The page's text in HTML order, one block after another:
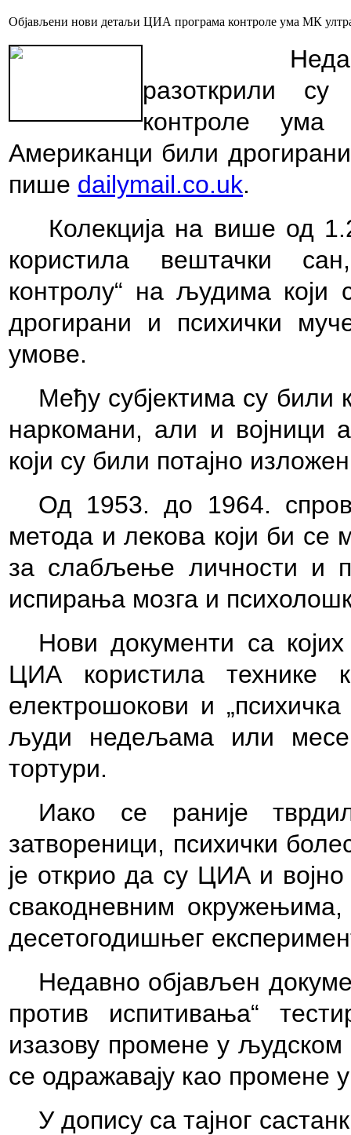
Објављени нови детаљи ЦИА програма контроле ума МК
разоткрили
контроле ума
Американци били
пише dailymail.co.uk.
Колекција на више од
користила вештачки
контролу“ на људима
дрогирани и психички
умове.
Међу субјектима су били
наркомани, али и војници
који су били потајно
Од 1953. до 1964.
метода и лекова који би се
за слабљење личности и
испирања мозга и
Нови документи са којих
ЦИА користила технике
електрошокови и
људи недељама или
тортури.
Иако се раније
затвореници, психички
је открио да су ЦИА и
свакодневним
десетогодишњег
Недавно објављен
против испитивања“
изазову промене у
се одражавају као промене
У допису са тајног